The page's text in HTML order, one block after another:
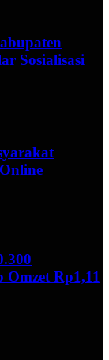
Sosialisasi
Rp1,11